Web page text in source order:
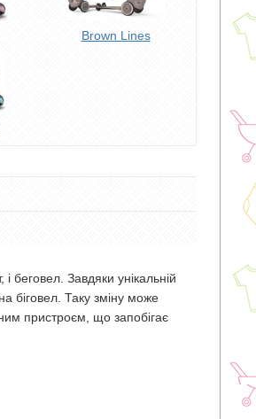
Brown Lines
беговел. Завдяки унікальній
біговел. Таку зміну може
пристроєм, що запобігає